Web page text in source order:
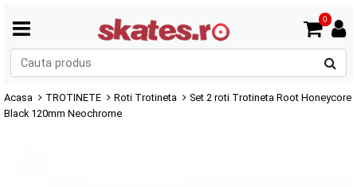
0
Acasa TROTINETE Roti Trotineta
Set 2 roti Trotineta Root Honeycore
Black 120mm Neochrome